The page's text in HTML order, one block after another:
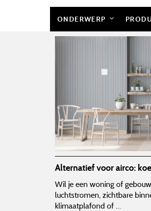
ONDERWERP
Alternatief voor airco:
Wil je een woning of
luchtstromen, zichtbare
klimaatplafond of …